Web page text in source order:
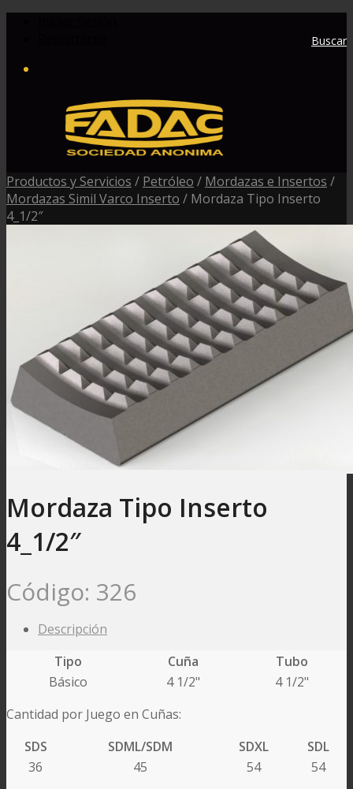
Buscar
Productos y Servicios / Petróleo / Mordazas e Insertos /
Mordazas Simil Varco Inserto / Mordaza Tipo Inserto
4_1/2″
Mordaza Tipo Inserto
4_1/2″
Código: 326
Descripción
Tipo
Cuña
Tubo
Básico
4 1/2"
4 1/2"
Cantidad por Juego en Cuñas:
SDS
SDML/SDM SDXL
SDL
36
45 54
54